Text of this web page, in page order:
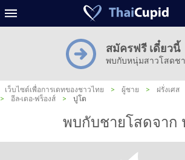
สมัครฟรี เดี๋ยวนี้
พบกับหนุ่มสาวโสดช
เว็บไซต์เพื่อการเดทของชาวไทย > ผู้ชาย > ฝรั่งเศส
>
อีล-เดอ-ฟร็องส์ > ปูโต
พบกับชายโสดจาก